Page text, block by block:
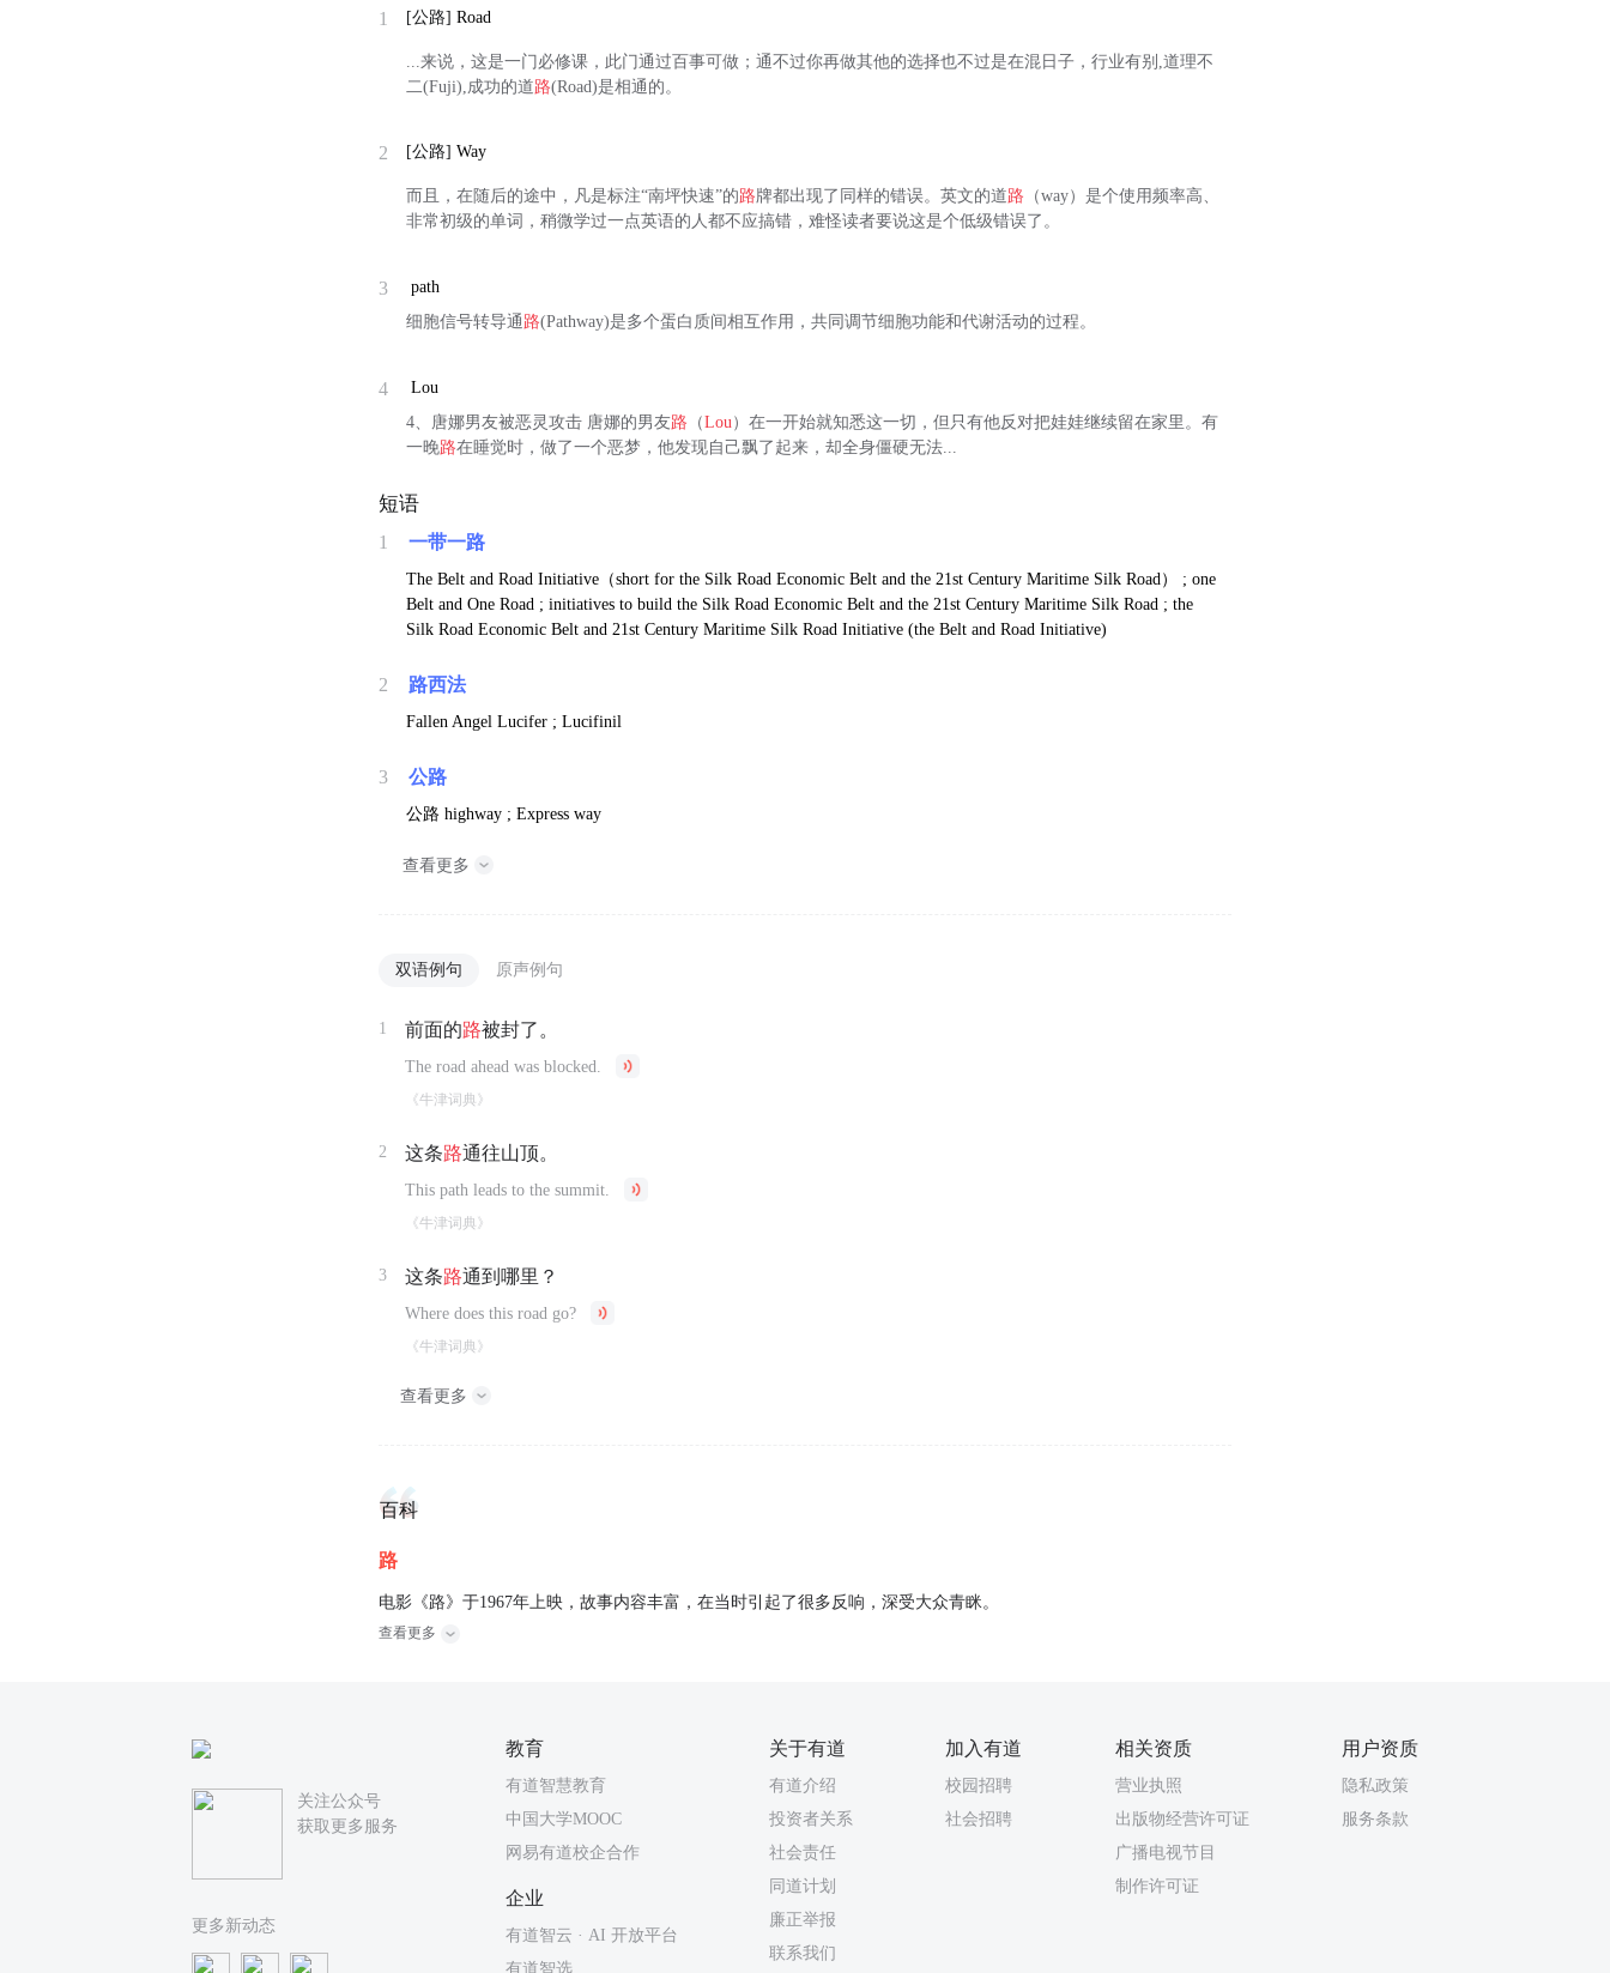
1 [公路] Road
...来说，这是一门必修课，此门通过百事可做；通不过你再做其他的选择也不过是在混日子，行业有别,道理不
二(Fuji),成功的道路(Road)是相通的。
2 [公路] Way
而且，在随后的途中，凡是标注“南坪快速”的路牌都出现了同样的错误。英文的道路 （way）是个使用频率高、
非常初级的单词，稍微学过一点英语的人都不应搞错，难怪读者要说这是个低级错误了。
3
path
细胞信号转导通 路(Pathway)是多个蛋白质间相互作用，共同调节细胞功能和代谢活动的过程。
4
Lou
4、唐娜男友被恶灵攻击 唐娜的男友路 （Lou ）在一开始就知悉这一切，但只有他反对把娃娃继续留在家里。有
一晚路在睡觉时，做了一个恶梦，他发现自己飘了起来，却全身僵硬无法...
短语
1 一带一路
The Belt and Road Initiative（short for the Silk Road Economic Belt and the 21st Century Maritime Silk Road） ; one
Belt and One Road ; initiatives to build the Silk Road Economic Belt and the 21st Century Maritime Silk Road ; the
Silk Road Economic Belt and 21st Century Maritime Silk Road Initiative (the Belt and Road Initiative)
2 路西法
Fallen Angel Lucifer ; Lucifinil
3 公路
公路highway ; Express way
查看更多
双语例句 原声例句
1 前面的路被封了。
The road ahead was blocked.
《牛津词典》
2 这条路通往山顶。
This path leads to the summit.
《牛津词典》
3 这条路通到哪里？
Where does this road go?
《牛津词典》
查看更多
百科
路
电影《路》于1967年上映，故事内容丰富，在当时引起了很多反响，深受大众青眯。
查看更多
关注公众号
获取更多服务
更多新动态
教育
有道智慧教育
中国大学MOOC
网易有道校企合作
关于有道
有道介绍
投资者关系
社会责任
同道计划
廉正举报
联系我们
加入有道
校园招聘
社会招聘
相关资质
营业执照
出版物经营许可证
广播电视节目
制作许可证
用户资质
隐私政策
服务条款
企业
有道智云 · AI 开放平台
有道智选